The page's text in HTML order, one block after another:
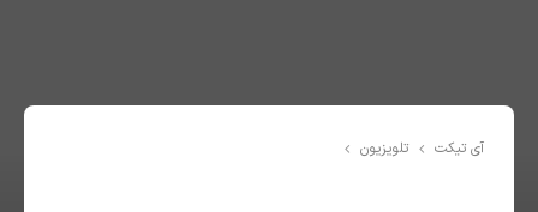
آی تیکت تلویزیون